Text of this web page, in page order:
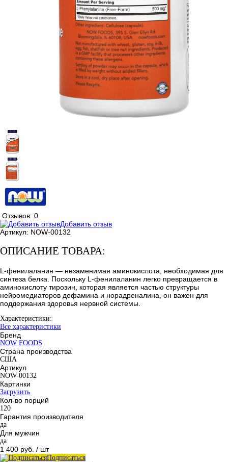
Отзывов: 0
Добавить отзыв
Артикул: NOW-00132
ОПИСАНИЕ ТОВАРА:
L-фенилаланин — незаменимая аминокислота, необходимая для
синтеза белка. Поскольку L-фенилаланин легко превращается в
аминокислоту тирозин, которая является частью структуры
нейромедиаторов дофамина и норадреналина, он важен для
поддержания здоровья нервной системы.
Характеристики:
Все характеристики
Бренд
NOW FOODS
Страна производства
США
Артикул
NOW-00132
Картинки
Загрузить
Кол-во порций
120
Гарантия производителя
да
Для мужчин
да
1 400 руб. / шт
Подписаться